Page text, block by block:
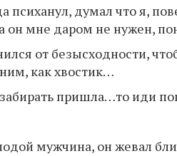
психанул, думал что я,
он мне даром не нужен,
от безысходности,
как хвостик…
пришла…то иди
мужчина, он жевал